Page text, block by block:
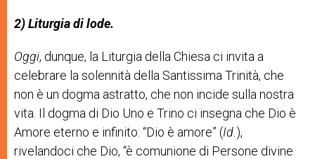
2)Liturgiadilode.
Oggi, dunque, la Liturgia della Chiesa ci invita a
celebrare la solennità della Santissima Trinità, che
non è un dogma astratto, che non incide sulla nostra
vita. Il dogma di Dio Uno e Trino ci insegna che Dio è
Amore eterno e infinito: “Dio è amore” (Id. ),
rivelandoci che Dio, “è comunione di Persone divine